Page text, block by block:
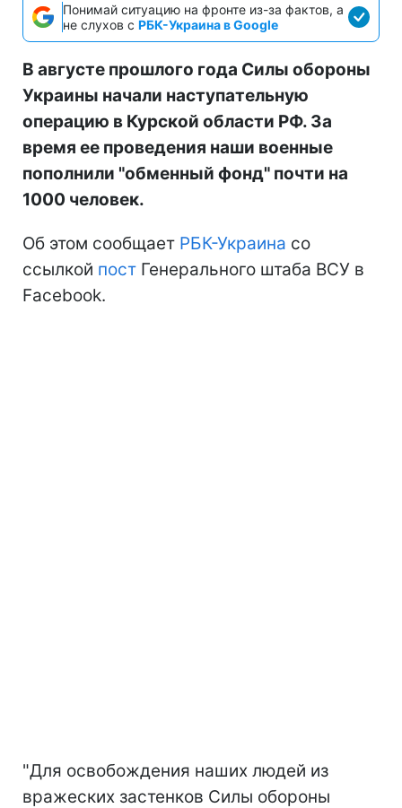
Понимай ситуацию на фронте из-за фактов, а
не слухов с РБК-Украина в Google
В августе прошлого года Силы обороны
Украины начали наступательную
операцию в Курской области РФ. За
время ее проведения наши военные
пополнили "обменный фонд" почти на
1000 человек.
Об этом сообщает РБК-Украина со
ссылкой пост Генерального штаба ВСУ в
Facebook.
"Для освобождения наших людей из
вражеских застенков Силы обороны